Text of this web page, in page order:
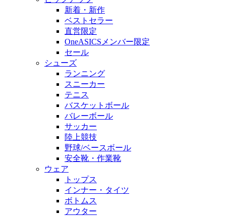
新着・新作
ベストセラー
直営限定
OneASICSメンバー限定
セール
シューズ
ランニング
スニーカー
テニス
バスケットボール
バレーボール
サッカー
陸上競技
野球/ベースボール
安全靴・作業靴
ウェア
トップス
インナー・タイツ
ボトムス
アウター